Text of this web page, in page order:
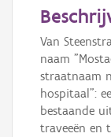
Van
naam
straatnaam
hospitaal":
bestaande
traveeën en